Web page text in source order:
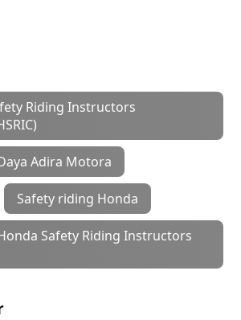
Riding Instructors
Adira Motora
Safety riding Honda
Safety Riding Instructors